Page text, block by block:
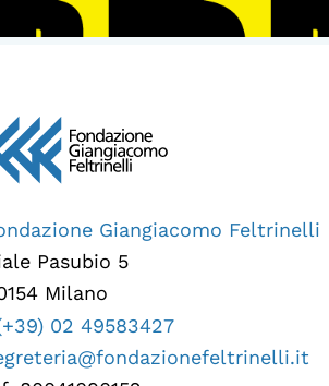
Giangiacomo Feltrinelli
Pasubio 5
Milano
02 49583427